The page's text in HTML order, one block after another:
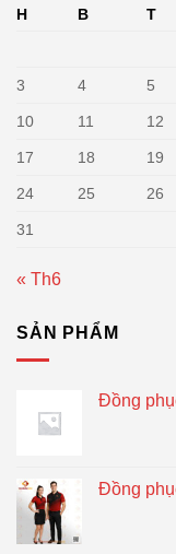
H B T
3 4 5
10 11 12
17 18 19
24 25 26
31
« Th6
SẢN PHẨM
Đồng
Đồng